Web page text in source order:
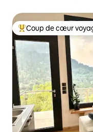
Coups de cœur
Coup de cœur